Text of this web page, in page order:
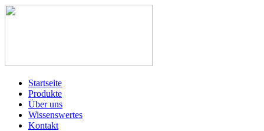
Startseite
Produkte
Über uns
Wissenswertes
Kontakt